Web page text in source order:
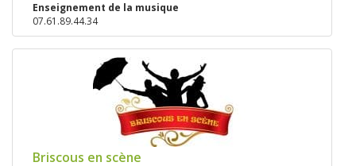
Enseignement de la musique
07.61.89.44.34
Briscous en scène